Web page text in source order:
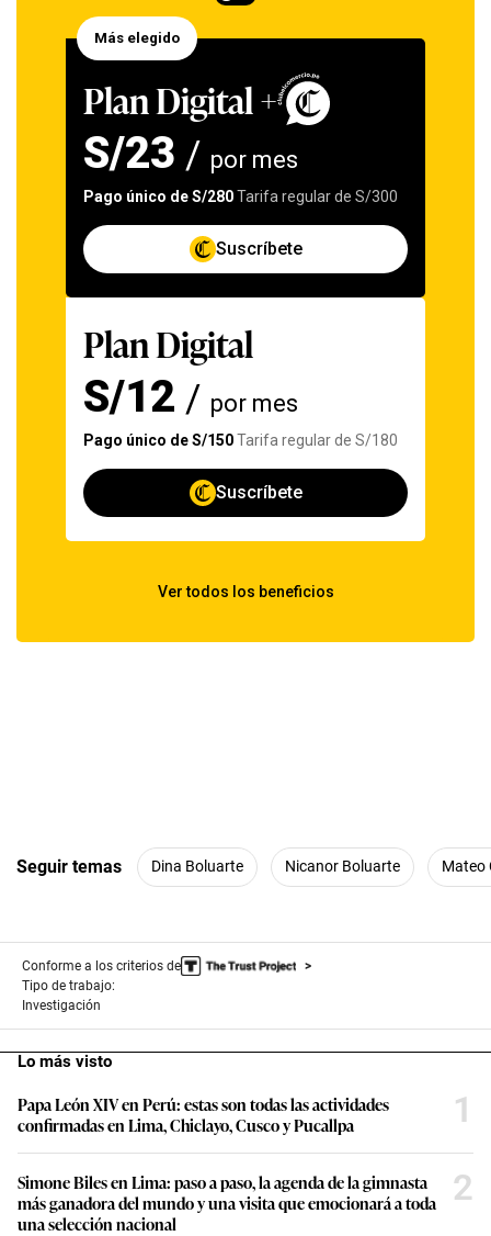
Seguir temas Dina Boluarte Nicanor Boluarte Mateo
Conforme a los criterios de
Tipo de trabajo:
Investigación
Lo más visto
Papa León XIV en Perú: estas son todas las actividades
confirmadas en Lima, Chiclayo, Cusco y Pucallpa
1
Simone Biles en Lima: paso a paso, la agenda de la gimnasta
más ganadora del mundo y una visita que emocionará a toda
una selección nacional
2